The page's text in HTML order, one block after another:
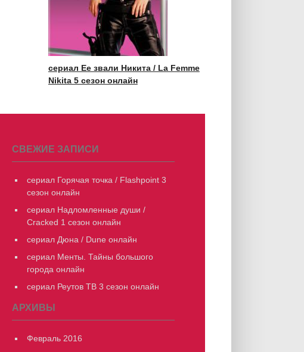
сериал Ее звали Никита / La Femme
Nikita 5 сезон онлайн
СВЕЖИЕ ЗАПИСИ
сериал Горячая точка / Flashpoint 3
сезон онлайн
сериал Надломленные души /
Cracked 1 сезон онлайн
сериал Дюна / Dune онлайн
сериал Менты. Тайны большого
города онлайн
сериал Реутов ТВ 3 сезон онлайн
АРХИВЫ
Февраль 2016